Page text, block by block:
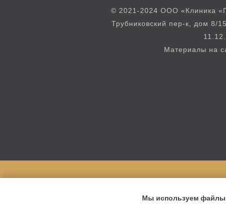
© 2021-2024 ООО «Клиника
Трубниковский пер-к, дом 8/
Материалы на
Мы используем файлы